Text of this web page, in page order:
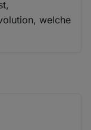
welche